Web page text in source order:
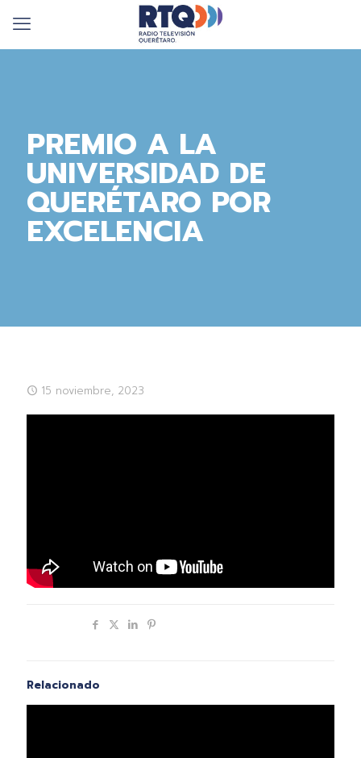
PREMIO A LA
UNIVERSIDAD DE
QUERÉTARO POR
EXCELENCIA
15 noviembre, 2023
Relacionado